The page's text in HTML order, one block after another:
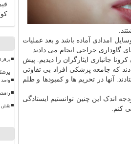
امدادی آماده باشد و بعد عملیات
گاوداری جراحی انجام می دادند.
جانبازی ایثارگران را دیدیم. پیش
که جامعه پزشکی افراد بی تفاوتی
آنها در تحریم ها و کمبودها و ظلم
اندک این چنین توانستیم ایستادگی
کنم.
نقش